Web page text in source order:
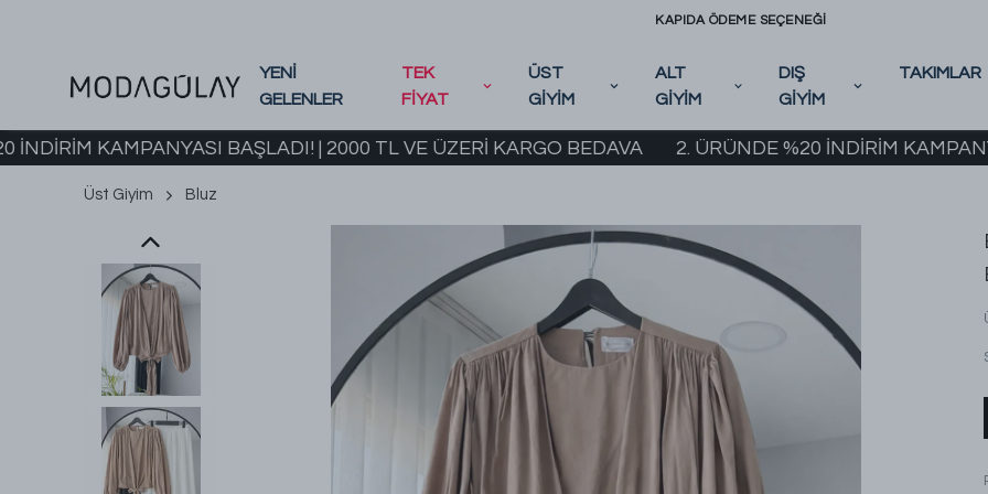
KAPIDA ÖDEME SEÇENEĞİ
YENİ
GELENLER
TEK
FİYAT
ÜST
GİYİM
ALT
GİYİM
DIŞ
GİYİM
TAKIMLAR
KAMPANYASI BAŞLADI! | 2000 TL VE ÜZERİ KARGO BEDAVA 2. ÜRÜNDE %20 İNDİRİM KAMPANYASI
Üst Giyim Bluz